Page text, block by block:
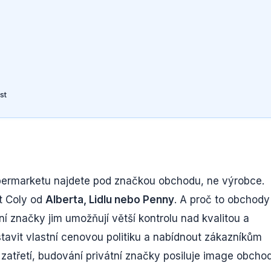
najdete pod značkou obchodu, ne výrobce.
Coly od Alberta, Lidlu nebo Penny. A proč to obchody
značky jim umožňují větší kontrolu nad kvalitou a
vlastní cenovou politiku a nabídnout zákazníkům
budování privátní značky posiluje image